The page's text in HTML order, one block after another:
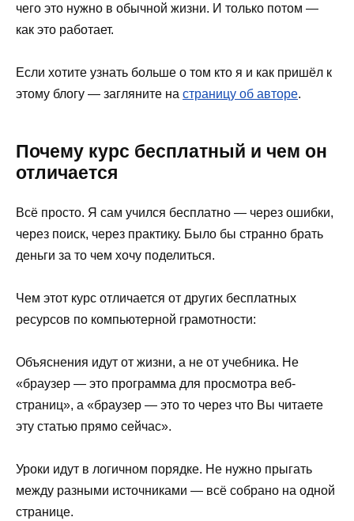
чего это нужно в обычной жизни. И только потом —
как это работает.
Если хотите узнать больше о том кто я и как пришёл к
этому блогу — загляните на страницу об авторе.
Почему курс бесплатный и чем он
отличается
Всё просто. Я сам учился бесплатно — через ошибки,
через поиск, через практику. Было бы странно брать
деньги за то чем хочу поделиться.
Чем этот курс отличается от других бесплатных
ресурсов по компьютерной грамотности:
Объяснения идут от жизни, а не от учебника. Не
«браузер — это программа для просмотра веб-
страниц», а «браузер — это то через что Вы читаете
эту статью прямо сейчас».
Уроки идут в логичном порядке. Не нужно прыгать
между разными источниками — всё собрано на одной
странице.